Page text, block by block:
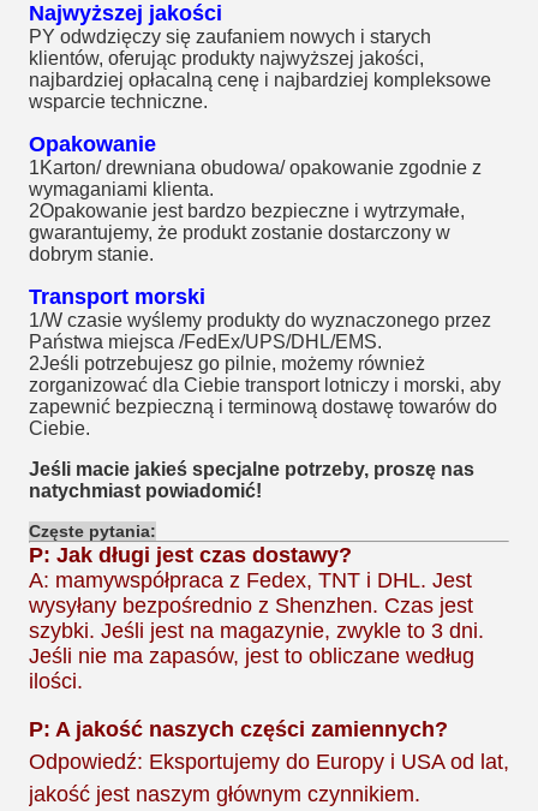
Najwyższej jakości
PY odwdzięczy się zaufaniem nowych i starych
klientów, oferując produkty najwyższej jakości,
najbardziej opłacalną cenę i najbardziej kompleksowe
wsparcie techniczne.
Opakowanie
1Karton/ drewniana obudowa/ opakowanie zgodnie z
wymaganiami klienta.
2Opakowanie jest bardzo bezpieczne i wytrzymałe,
gwarantujemy, że produkt zostanie dostarczony w
dobrym stanie.
Transport morski
1/W czasie wyślemy produkty do wyznaczonego przez
Państwa miejsca /FedEx/UPS/DHL/EMS.
2Jeśli potrzebujesz go pilnie, możemy również
zorganizować dla Ciebie transport lotniczy i morski, aby
zapewnić bezpieczną i terminową dostawę towarów do
Ciebie.
Jeśli macie jakieś specjalne potrzeby, proszę nas
natychmiast powiadomić!
Częste pytania:
P: Jak długi jest czas dostawy?
A: mamywspółpraca z Fedex, TNT i DHL. Jest
wysyłany bezpośrednio z Shenzhen. Czas jest
szybki. Jeśli jest na magazynie, zwykle to 3 dni.
Jeśli nie ma zapasów, jest to obliczane według
ilości.
P: A jakość naszych części zamiennych?
Odpowiedź: Eksportujemy do Europy i USA od lat,
jakość jest naszym głównym czynnikiem.